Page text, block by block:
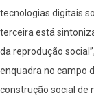
tecnologias digitais
terceira está
da reprodução
enquadra no campo
construção social de